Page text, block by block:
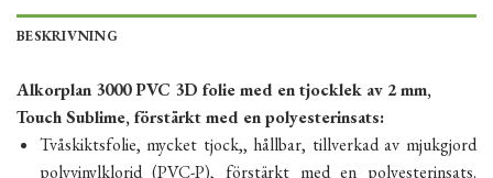
BESKRIVNING
Alkorplan 3000 PVC 3D folie med en tjocklek av 2 mm,
Touch Sublime, förstärkt med en polyesterinsats:
Tvåskiktsfolie, mycket tjock,, hållbar, tillverkad av mjukgjord
polyvinylklorid (PVC-P), förstärkt med en polyesterinsats.